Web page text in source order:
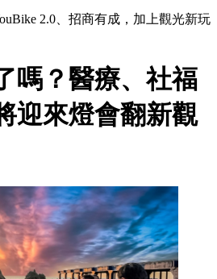
2.0、招商有成，加上觀光新玩
嗎？醫療、社福
迎來燈會翻新觀